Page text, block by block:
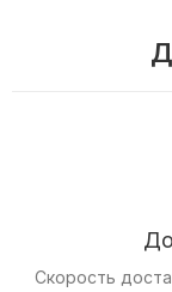
Скорость